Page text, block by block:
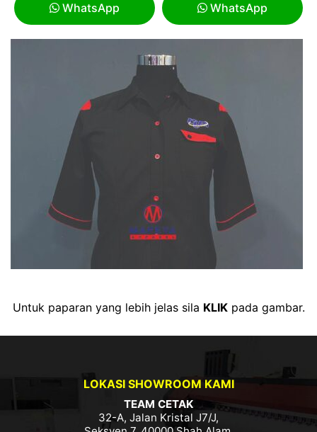
WhatsApp WhatsApp
Untuk paparan yang lebih jelas sila KLIKpada gambar.
LOKASI SHOWROOM KAMI
TEAM CETAK
32-A, Jalan Kristal J7/J,